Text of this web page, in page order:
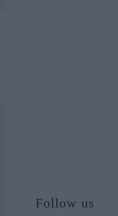
Follow us